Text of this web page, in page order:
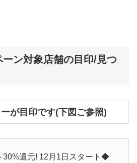
ン対象店舗の目印/見つ
が目印です(下図ご参照)
還元! 12月1日スタート◆